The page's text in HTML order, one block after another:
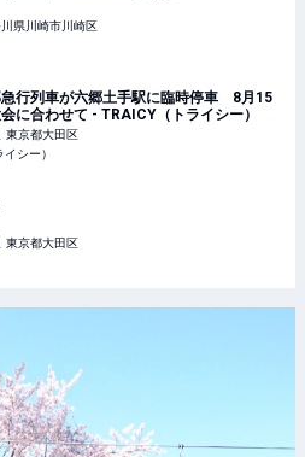
県川崎市川崎区
行列車が六郷土手駅に臨時停車 8月15
に合わせて - TRAICY（トライシー）
東京都大田区
シー）
東京都大田区